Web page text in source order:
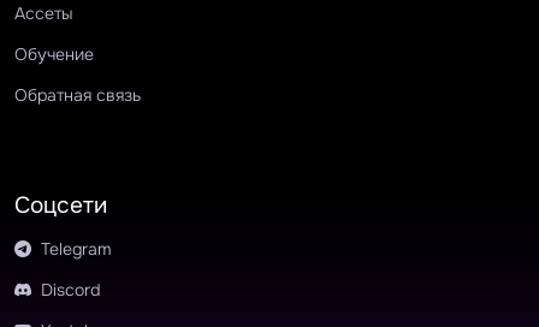
Ассеты
Обучение
Обратная связь
Соцсети
Telegram
Discord